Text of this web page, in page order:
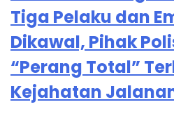
Tiga Pelaku dan
Dikawal, Pihak
“Perang Total”
Kejahatan